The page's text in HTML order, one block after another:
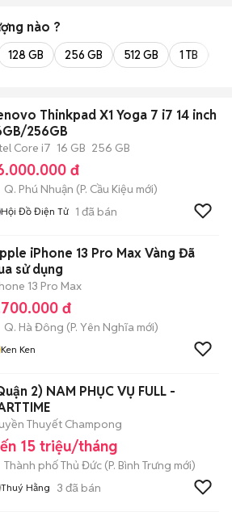
nào ?
128 GB 256 GB 512 GB 1 TB
Thinkpad X1 Yoga 7 i7 14 inch
256GB
Core i7 16 GB 256 GB
đ
Q. Phú Nhuận (P. Cầu Kiệu mới)
Hội Đồ Điện Tử 1 đã bán
iPhone 13 Pro Max Vàng Đã
sử dụng
13 Pro Max
đ
Q. Hà Đông (P. Yên Nghĩa mới)
Ken Ken
2) NAM PHỤC VỤ FULL -
Thuyết Champong
15 triệu/tháng
Thành phố Thủ Đức (P. Bình Trưng mới)
Thuý Hằng 3 đã bán